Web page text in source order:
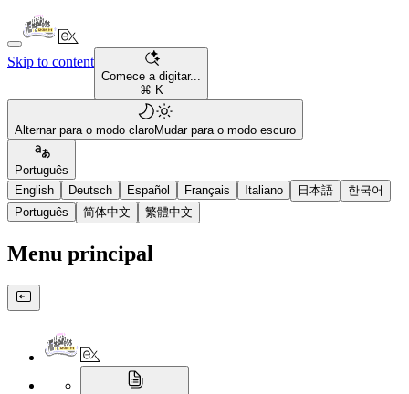
Skip to content
Comece a digitar...
⌘ K
Alternar para o modo claroMudar para o modo escuro
Português
English
Deutsch Español Français Italiano 日本語
한국어
Português
简体中文 繁體中文
Menu principal